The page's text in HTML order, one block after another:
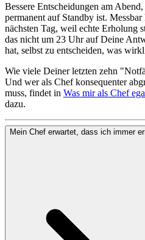
Bessere Entscheidungen am
permanent auf Standby ist.
nächsten Tag, weil echte Erholung
das nicht um 23 Uhr auf Deine
hat, selbst zu entscheiden, was
Wie viele Deiner letzten zehn
Und wer als Chef konsequenter
muss, findet in Was mir als Chef
dazu.
Mein Chef erwartet, dass ich immer